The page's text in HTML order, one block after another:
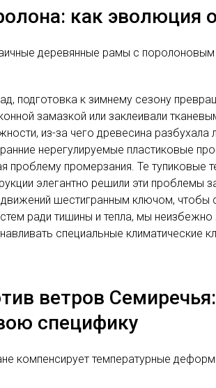
как
деревянные рамы с
подготовка к зимнему сезону
замазкой или заклеивали
из-за чего древесина
нерегулируемые пластиковые
проблему промерзания. Те тупиковые
элегантно решили эти проблемы
шестигранным ключом,
ради тишины и тепла, мы неизбежно
специальные климатические
ветров
специфику
компенсирует температурные